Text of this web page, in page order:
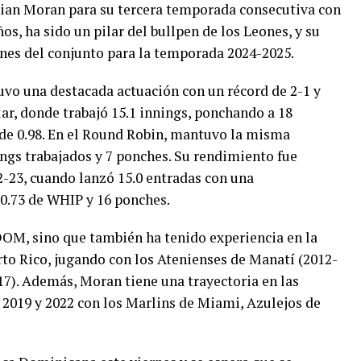
Moran para su tercera temporada consecutiva con
ha sido un pilar del bullpen de los Leones, y su
del conjunto para la temporada 2024-2025.
una destacada actuación con un récord de 2-1 y
donde trabajó 15.1 innings, ponchando a 18
0.98. En el Round Robin, mantuvo la misma
trabajados y 7 ponches. Su rendimiento fue
cuando lanzó 15.0 entradas con una
de WHIP y 16 ponches.
sino que también ha tenido experiencia en la
Rico, jugando con los Atenienses de Manatí (2012-
Además, Moran tiene una trayectoria en las
y 2022 con los Marlins de Miami, Azulejos de